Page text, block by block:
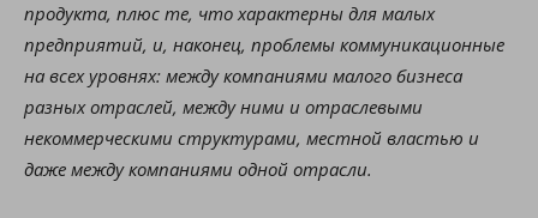
продукта, плюс те, что характерны для малых
предприятий, и, наконец, проблемы коммуникационные
на всех уровнях: между компаниями малого бизнеса
разных отраслей, между ними и отраслевыми
некоммерческими структурами, местной властью и
даже между компаниями одной отрасли.